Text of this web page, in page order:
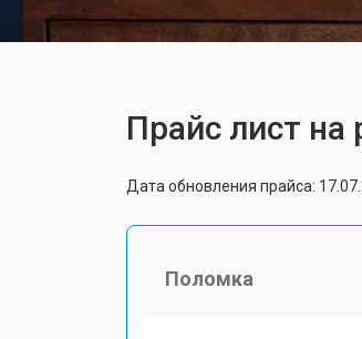
Прайс лист
Дата обновления прайса:
Поломка